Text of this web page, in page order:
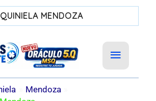
QUINIELA MENDOZA